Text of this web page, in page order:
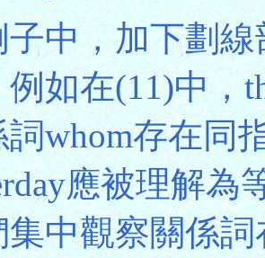
中，加下劃
如在(11)中，
whom存在同
應被理解為
中觀察關係